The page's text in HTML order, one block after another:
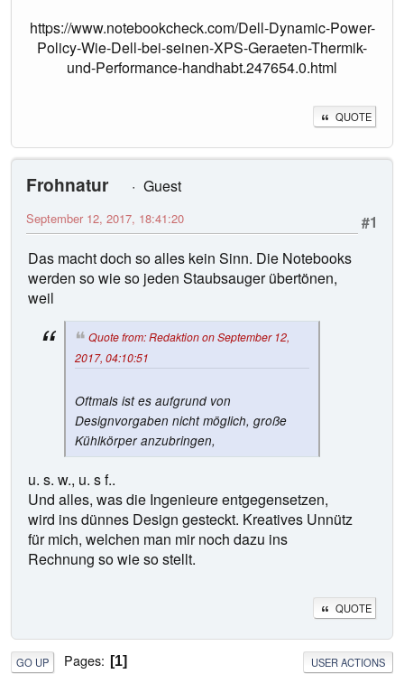
https://www.notebookcheck.com/Dell-Dynamic-Power-
Policy-Wie-Dell-bei-seinen-XPS-Geraeten-Thermik-
und-Performance-handhabt.247654.0.html
QUOTE
Frohnatur
Guest
#1
September 12, 2017, 18:41:20
Das macht doch so alles kein Sinn. Die Notebooks
werden so wie so jeden Staubsauger übertönen,
weil
Quote from: Redaktion on September 12,
2017, 04:10:51
Oftmals ist es aufgrund von
Designvorgaben nicht möglich, große
Kühlkörper anzubringen,
u. s. w., u. s f..
Und alles, was die Ingenieure entgegensetzen,
wird ins dünnes Design gesteckt. Kreatives Unnütz
für mich, welchen man mir noch dazu ins
Rechnung so wie so stellt.
QUOTE
GO UP Pages 1 USER ACTIONS